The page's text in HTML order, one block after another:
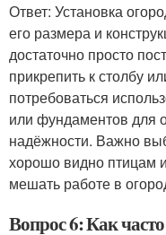
Ответ: Установка
его размера и
достаточно просто
прикрепить к столбу
потребоваться
или фундаментов для
надёжности. Важно
хорошо видно птицам
мешать работе в
Вопрос 6: Как